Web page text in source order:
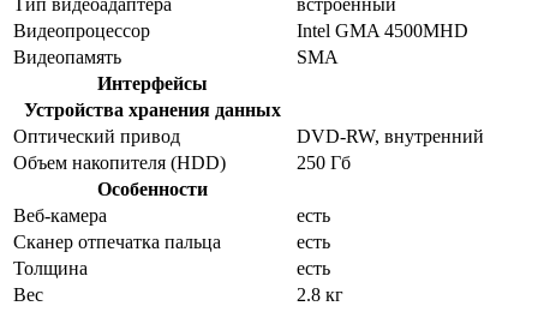
Видеопроцессор
Intel GMA 4500MHD
Видеопамять
SMA
Интерфейсы
Устройства хранения данных
Оптический привод
DVD-RW, внутренний
Объем накопителя (HDD)
250 Гб
Особенности
Веб-камера
есть
Сканер отпечатка пальца
есть
Толщина
есть
Вес
2.8 кг